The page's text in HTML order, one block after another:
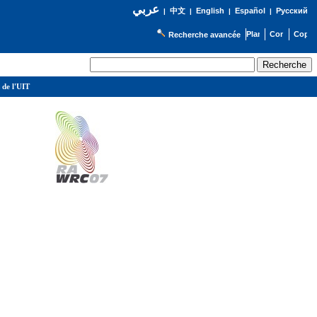
عربي| 中文| English | Español | Русский
Recherche avancée
de l'UIT